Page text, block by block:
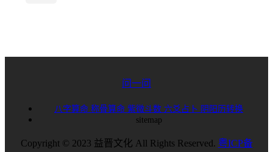
问一问
八字算命 称骨算命 紫微斗数 六爻占卜 阴阳历转换
sitemap
Copyright © 2023 益晋文化 All Rights Reserved. 粤ICP备